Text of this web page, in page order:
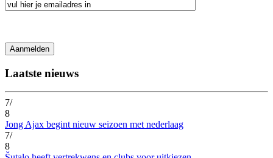
Laatste nieuws
7/
8
Jong Ajax begint nieuw seizoen met nederlaag
7/
8